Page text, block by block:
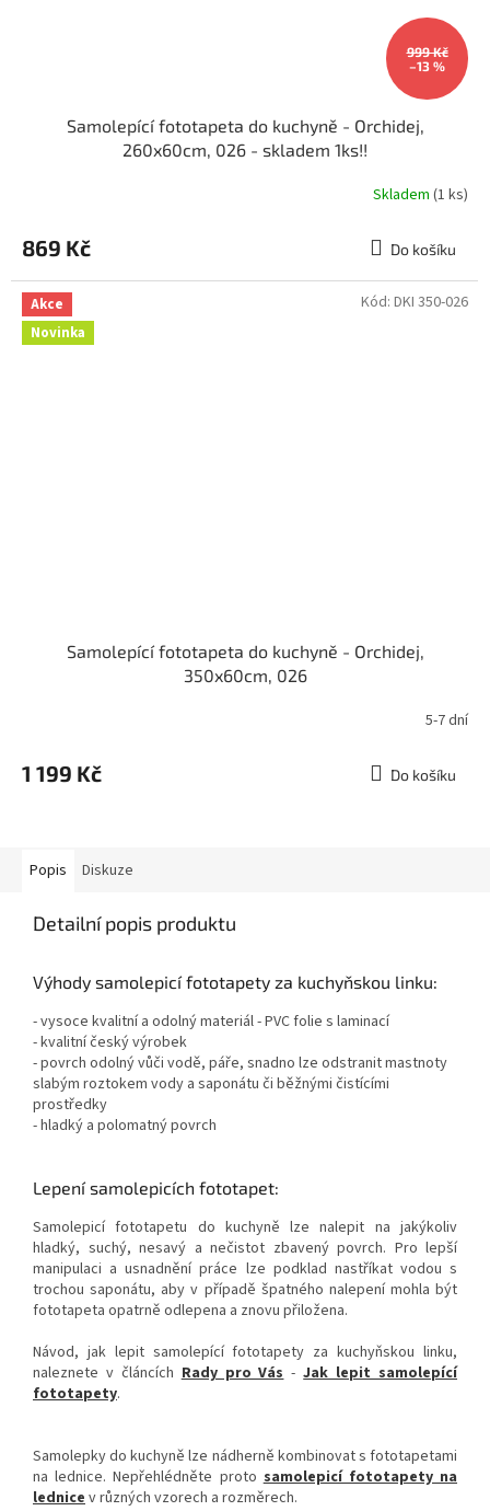
999 Kč
–13 %
Samolepící fototapeta do kuchyně - Orchidej,
260x60cm, 026 - skladem 1ks!!
Skladem (1 ks)
869 Kč Do košíku
Akce
Novinka
Samolepící fototapeta do kuchyně - Orchidej,
350x60cm, 026
5-7 dní
1 199 Kč Do košíku
Kód: DKI 350-026
Popis Diskuze
Detailní popis produktu
Výhody samolepicí fototapety za kuchyňskou linku:
- vysoce kvalitní a odolný materiál - PVC folie s laminací
- kvalitní český výrobek
- povrch odolný vůči vodě, páře, snadno lze odstranit mastnoty
slabým roztokem vody a saponátu či běžnými čistícími
prostředky
- hladký a polomatný povrch
Lepení samolepicích fototapet:
Samolepicí fototapetu do kuchyně lze nalepit na jakýkoliv
hladký, suchý, nesavý a nečistot zbavený povrch. Pro lepší
manipulaci a usnadnění práce lze podklad nastříkat vodou s
trochou saponátu, aby v případě špatného nalepení mohla být
fototapeta opatrně odlepena a znovu přiložena.
Návod, jak lepit samolepící fototapety za kuchyňskou linku,
naleznete v článcíchRady pro Vás-Jak lepit samolepící
fototapety.
Samolepky do kuchyně lze nádherně kombinovat s fototapetami
na lednice. Nepřehlédněte protosamolepicí fototapety na
lednicev různých vzorech a rozměrech.